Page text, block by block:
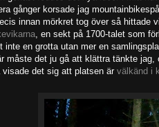
gånger korsade jag
innan mörkret tog över så hittade
, en sekt på 1700-talet som
inte en grotta utan mer en
måste det ju gå att klättra tänkte
visade det sig att platsen är välkänd i